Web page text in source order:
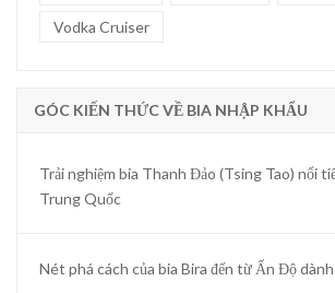
Vodka Cruiser
GÓC KIẾN THỨC VỀ BIA NHẬP KHẨU
Trải nghiệm bia Thanh Đảo (Tsing Tao) nổi
Trung Quốc
Nét phá cách của bia Bira đến từ Ấn Độ